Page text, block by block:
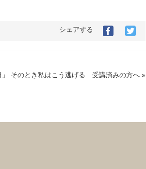
シェアする
」 そのとき私はこう逃げる 受講済みの方へ »